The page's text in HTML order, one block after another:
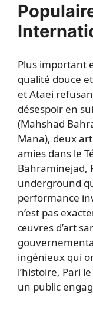
Plus important
qualité douce
et Ataei
désespoir en
(Mahshad
Mana), deux
amies dans le
Bahraminejad,
underground
performance
n’est pas
œuvres d’art
ingénieux qui
l’histoire, Pari
un public